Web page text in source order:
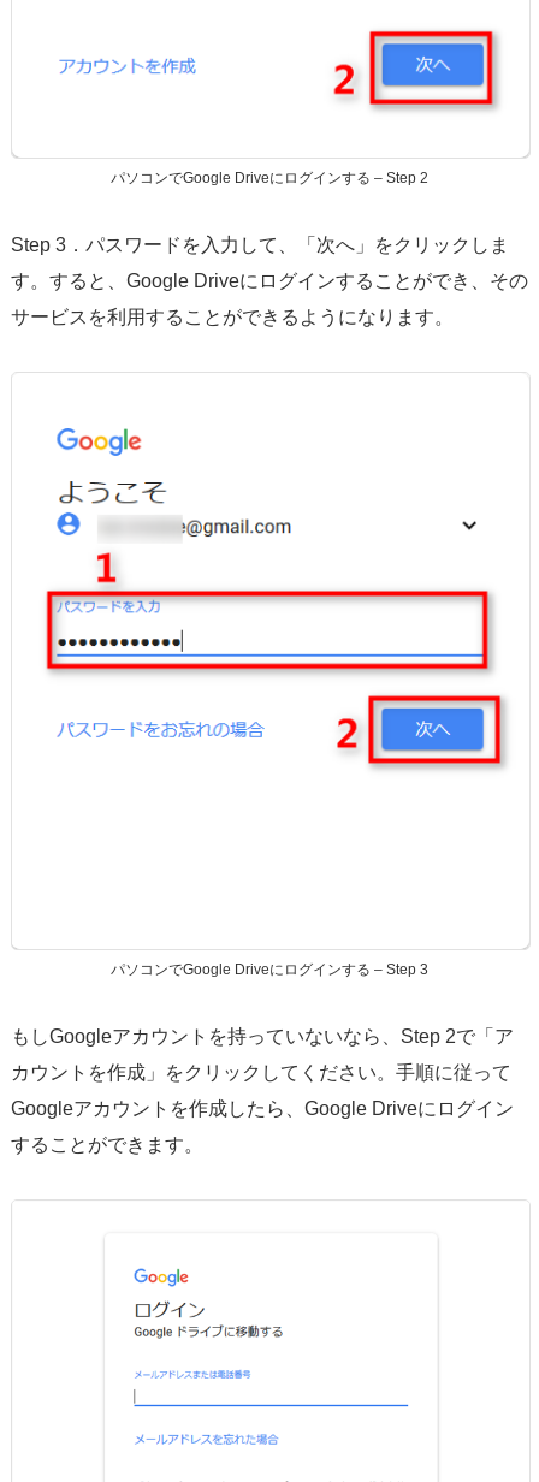
パソコンでGoogle Driveにログインする – Step 2
Step 3．パスワードを入力して、「次へ」をクリックしま
す。すると、Google Driveにログインすることができ、その
サービスを利用することができるようになります。
パソコンでGoogle Driveにログインする – Step 3
もしGoogleアカウントを持っていないなら、Step 2で「ア
カウントを作成」をクリックしてください。手順に従って
Googleアカウントを作成したら、Google Driveにログイン
することができます。